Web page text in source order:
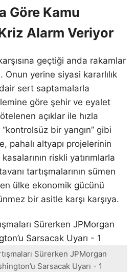
Göre Kamu
Alarm Veriyor
geçtiği anda rakamlar
Onun yerine siyasi kararlılık
sert saptamalarla
göre şehir ve eyalet
açıklar ile hızla
bir yangın” gibi
pahalı altyapı projelerinin
riskli yatırımlarla
tartışmalarının sümen
ülke ekonomik gücünü
bir asitle karşı karşıya.
Sürerken JPMorgan
Sarsacak Uyarı - 1